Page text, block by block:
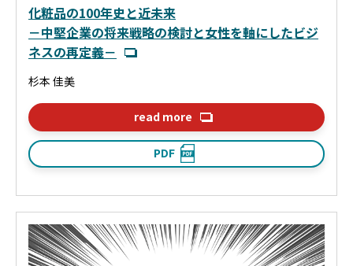
化粧品の100年史と近未来
－中堅企業の将来戦略の検討と女性を軸にしたビジ
ネスの再定義－
杉本 佳美
read more
PDF